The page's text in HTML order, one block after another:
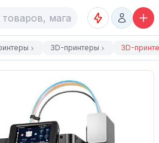
3D-принтеры 3D-